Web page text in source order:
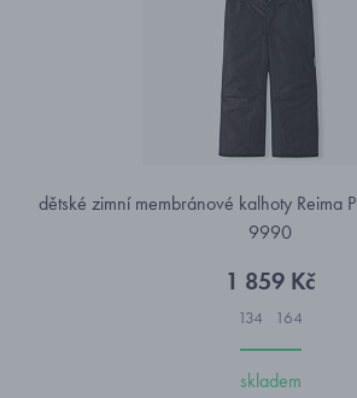
dětské zimní membránové kalhoty Reima
9990
1 859 Kč
134 164
skladem